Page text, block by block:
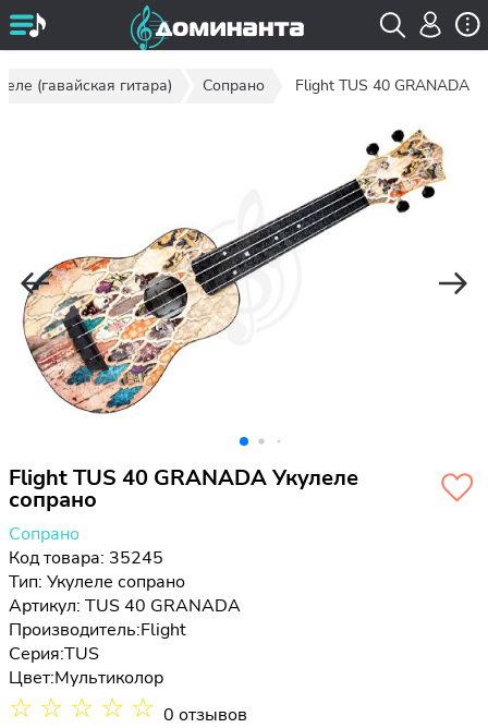
(гавайская гитара) Сопрано Flight TUS 40 GRANADA
Flight TUS 40 GRANADA Укулеле
сопрано
Сопрано
Код товара: 35245
Тип: Укулеле сопрано
Артикул: TUS 40 GRANADA
Производитель:Flight
Серия:TUS
Цвет:Мультиколор
☆ ☆ ☆ ☆ ☆ 0 отзывов